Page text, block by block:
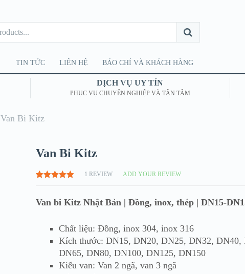
TIN TỨC LIÊN HỆ BÁO CHÍ VÀ KHÁCH HÀNG
DỊCH VỤ UY TÍN
PHỤC VỤ CHUYÊN NGHIỆP VÀ TẬN TÂM
Van Bi Kitz
Van Bi Kitz
TRÊN
ĐÁNH GIÁ
1 REVIEW ADD YOUR REVIEW
Van bi Kitz Nhật Bản | Đồng, inox, thép | DN15-
Chất liệu: Đồng, inox 304, inox 316
Kích thước: DN15, DN20, DN25, DN32, DN40,
DN65, DN80, DN100, DN125, DN150
Kiểu van: Van 2 ngã, van 3 ngã